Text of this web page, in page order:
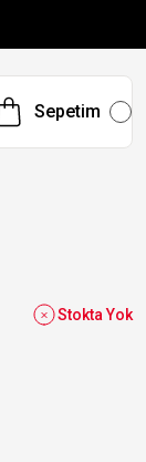
Sepetim
Stokta Yok